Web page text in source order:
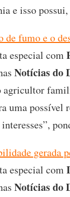
e isso
de fumo e o
especial com
Notícias do
agricultor
uma possível
gerada
especial com
Notícias do